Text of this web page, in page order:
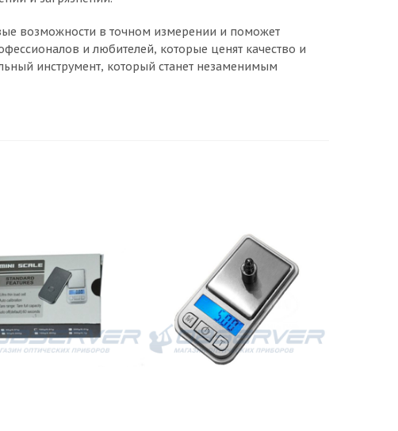
возможности в точном измерении и поможет
и любителей, которые ценят качество и
инструмент, который станет незаменимым